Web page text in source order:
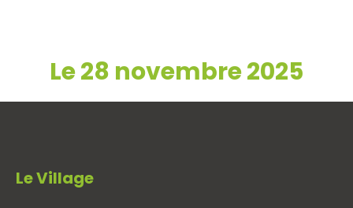
Le 28 novembre 2025
Le Village